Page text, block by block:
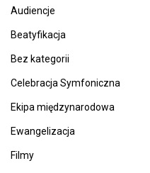
Audiencje
Beatyfikacja
Bez kategorii
Celebracja Symfoniczna
Ekipa międzynarodowa
Ewangelizacja
Filmy